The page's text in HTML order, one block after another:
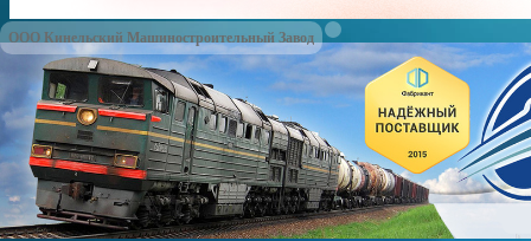
ООО Кинельский Машиностроительный Завод